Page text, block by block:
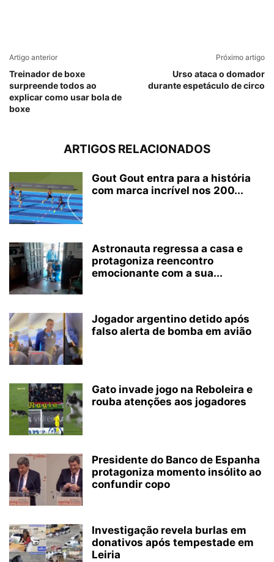
Artigo anterior
Treinador de boxe
surpreende todos ao
explicar como usar bola de
boxe
Próximo artigo
Urso ataca o domador
durante espetáculo de circo
ARTIGOS RELACIONADOS
Gout Gout entra para a história
com marca incrível nos 200...
Astronauta regressa a casa e
protagoniza reencontro
emocionante com a sua...
Jogador argentino detido após
falso alerta de bomba em avião
Gato invade jogo na Reboleira e
rouba atenções aos jogadores
Presidente do Banco de Espanha
protagoniza momento insólito ao
confundir copo
Investigação revela burlas em
donativos após tempestade em
Leiria